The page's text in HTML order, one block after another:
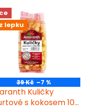
lepku
39 Kč –7 %
Kuličky
s kokosem 100